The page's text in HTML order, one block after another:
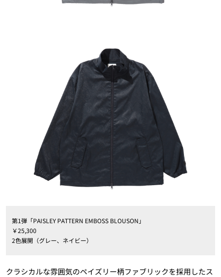
第1弾「PAISLEY PATTERN EMBOSS BLOUSON」
￥25,300
2色展開（グレー、ネイビー）
クラシカルな雰囲気のペイズリー柄ファブリックを採用したス